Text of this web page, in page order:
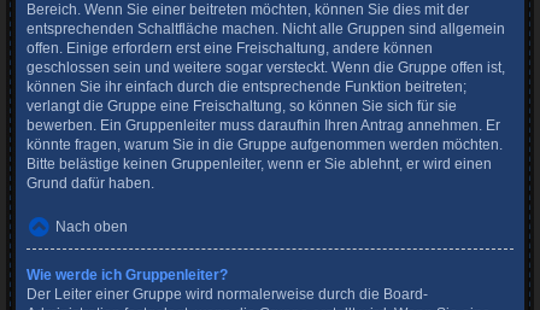
Bereich. Wenn Sie einer beitreten möchten, können Sie dies mit der
entsprechenden Schaltfläche machen. Nicht alle Gruppen sind allgemein
offen. Einige erfordern erst eine Freischaltung, andere können
geschlossen sein und weitere sogar versteckt. Wenn die Gruppe offen ist,
können Sie ihr einfach durch die entsprechende Funktion beitreten;
verlangt die Gruppe eine Freischaltung, so können Sie sich für sie
bewerben. Ein Gruppenleiter muss daraufhin Ihren Antrag annehmen. Er
könnte fragen, warum Sie in die Gruppe aufgenommen werden möchten.
Bitte belästige keinen Gruppenleiter, wenn er Sie ablehnt, er wird einen
Grund dafür haben.
Nach oben
Wie werde ich Gruppenleiter?
Der Leiter einer Gruppe wird normalerweise durch die Board-